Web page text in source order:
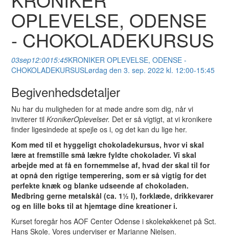
OPLEVELSE, ODENSE
- CHOKOLADEKURSUS
03sep12:0015:45KRONIKER OPLEVELSE, ODENSE -
CHOKOLADEKURSUSLørdag den 3. sep. 2022 kl. 12:00-15:45
Begivenhedsdetaljer
Nu har du muligheden for at møde andre som dig, når vi
inviterer til KronikerOplevelser. Det er så vigtigt, at vi kronikere
finder ligesindede at spejle os i, og det kan du lige her.
Kom med til et hyggeligt chokoladekursus, hvor vi skal
lære at fremstille små lækre fyldte chokolader. Vi skal
arbejde med at få en fornemmelse af, hvad der skal til for
at opnå den rigtige temperering, som er så vigtig for det
perfekte knæk og blanke udseende af chokoladen.
Medbring gerne metalskål (ca. 1½ l), forklæde, drikkevarer
og en lille boks til at hjemtage dine kreationer i.
Kurset foregår hos AOF Center Odense i skolekøkkenet på Sct.
Hans Skole. Vores underviser er Marianne Nielsen.